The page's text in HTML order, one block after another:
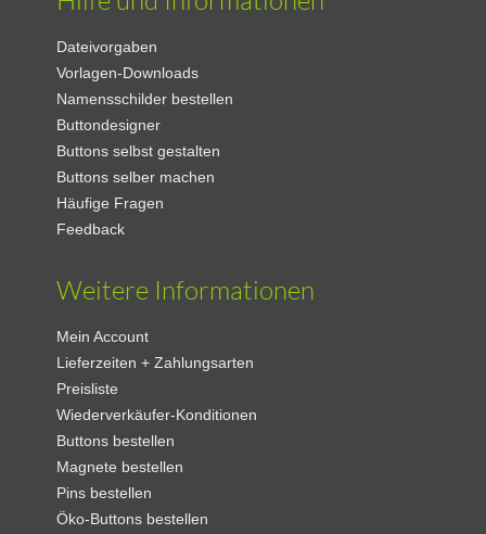
Dateivorgaben
Vorlagen-Downloads
Namensschilder bestellen
Buttondesigner
Buttons selbst gestalten
Buttons selber machen
Häufige Fragen
Feedback
Weitere Informationen
Mein Account
Lieferzeiten + Zahlungsarten
Preisliste
Wiederverkäufer-Konditionen
Buttons bestellen
Magnete bestellen
Pins bestellen
Öko-Buttons bestellen